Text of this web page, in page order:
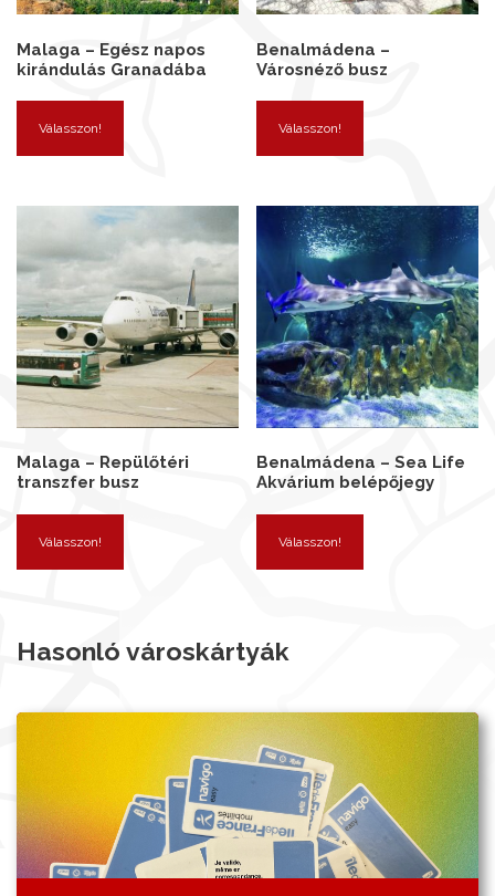
Malaga – Egész napos
kirándulás Granadába
Válasszon!
Benalmádena –
Városnéző busz
Válasszon!
Malaga – Repülőtéri
transzfer busz
Válasszon!
Benalmádena – Sea Life
Akvárium belépőjegy
Válasszon!
Hasonló városkártyák